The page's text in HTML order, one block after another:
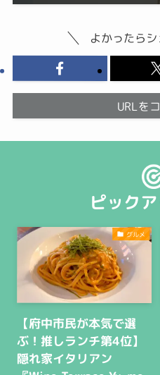
よかったらシ
URLを
ピック
グルメ
【府中市民が本気で選
ぶ！推しランチ第4位】
隠れ家イタリアン